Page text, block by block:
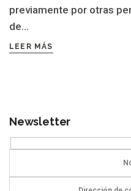
previamente por otras
de...
LEER MÁS
Newsletter